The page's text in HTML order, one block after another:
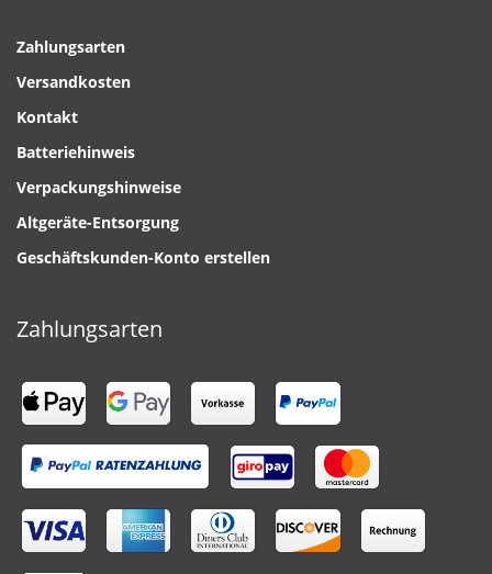
Zahlungsarten
Versandkosten
Kontakt
Batteriehinweis
Verpackungshinweise
Altgeräte-Entsorgung
Geschäftskunden-Konto erstellen
Zahlungsarten